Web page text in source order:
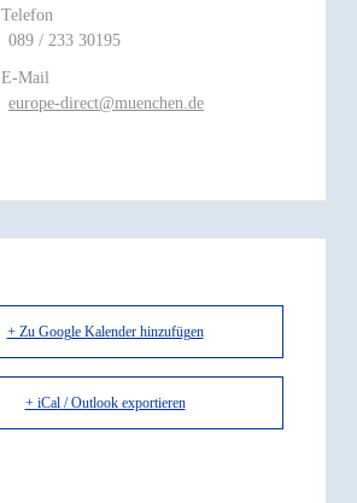
Telefon
089 / 233 30195
E-Mail
europe-direct@muenchen.de
+ Zu Google Kalender hinzufügen
+ iCal / Outlook exportieren